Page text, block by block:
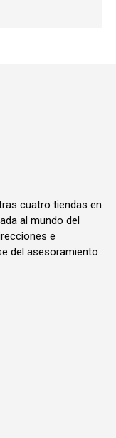
cuatro tiendas en
al mundo del
e
del asesoramiento